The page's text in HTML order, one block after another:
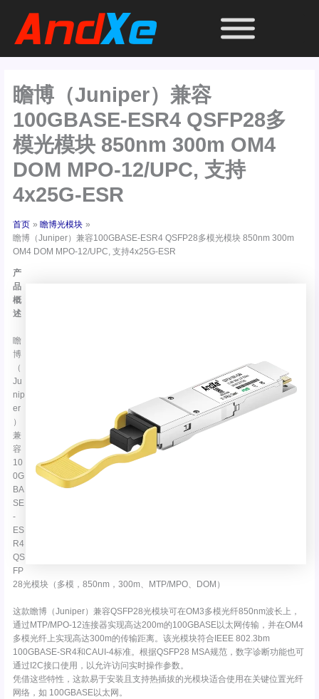
瞻博（Juniper）兼容
100GBASE-ESR4 QSFP28多
模光模块 850nm 300m OM4
DOM MPO-12/UPC, 支持
4x25G-ESR
首页
瞻博光模块
瞻博（Juniper）兼容100GBASE-ESR4 QSFP28多模光模块 850nm 300m
OM4 DOM MPO-12/UPC, 支持4x25G-ESR
产
品
概
述
瞻
博
（
Ju
nip
er
）
兼
容
10
0G
BA
SE
-
ES
R4
QS
FP
28光模块（多模，850nm，300m、MTP/MPO、DOM）
这款瞻博（Juniper）兼容QSFP28光模块可在OM3多模光纤850nm波长上，
通过MTP/MPO-12连接器实现高达200m的100GBASE以太网传输，并在OM4
多模光纤上实现高达300m的传输距离。该光模块符合IEEE 802.3bm
100GBASE-SR4和CAUI-4标准。根据QSFP28 MSA规范，数字诊断功能也可
通过I2C接口使用，以允许访问实时操作参数。
凭借这些特性，这款易于安装且支持热插拔的光模块适合使用在关键位置光纤
网络，如 100GBASE以太网。